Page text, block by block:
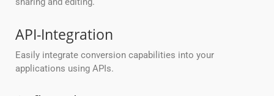
API-Integration
Easily integrate conversion capabilities into your
applications using APIs.